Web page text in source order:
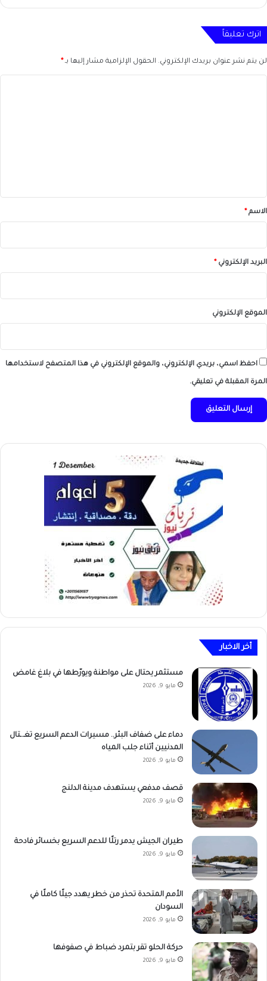
اترك تعليقاً
لن يتم نشر عنوان بريدك الإلكتروني. الحقول الإلزامية مشار إليها بـ *
*الاسم *
البريد الإلكتروني *
الموقع الإلكتروني
احفظ اسمي، بريدي الإلكتروني، والموقع الإلكتروني في هذا المتصفح لاستخدامها
المرة المقبلة في تعليقي.
أخر الاخبار
مستثمر يحتال على مواطنة ويورّطها في بلاغ غامض
مايو 9, 2026
دماء على ضفاف البئر.. مسيرات الدعم السريع تغـ.ـتال
المدنيين أثناء جلب المياه
مايو 9, 2026
قصف مدفعي يستهدف مدينة الدلنج
مايو 9, 2026
طيران الجيش يدمر رتلًا للدعم السريع بخسائر فادحة
مايو 9, 2026
الأمم المتحدة تحذر من خطر يهدد جيلًا كاملًا في
السودان
مايو 9, 2026
حركة الحلو تقر بتمرد ضباط في صفوفها
مايو 9, 2026